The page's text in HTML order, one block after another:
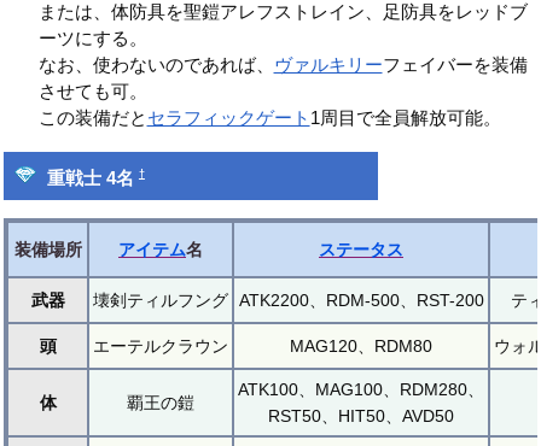
または、体防具を聖鎧アレフストレイン、足防具をレッドブ
ーツにする。
なお、使わないのであれば、 ヴァルキリーフェイバーを装備
させても可。
この装備だと セラフィックゲート 1周目で全員解放可能。
重戦士 4名 †
装備場所 アイテム名 ステータス
武器 壊剣ティルフング ATK2200、RDM-500、RST-200 テ
頭 エーテルクラウン MAG120、RDM80 ウォ
体 覇王の鎧
ATK100、MAG100、RDM280、
RST50、HIT50、AVD50